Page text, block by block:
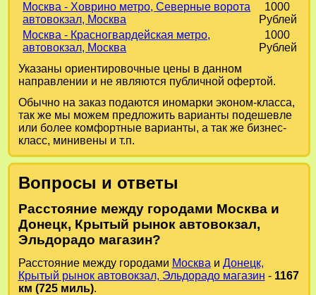
Москва - Ховрино метро, Северные ворота
автовокзал, Москва
1000
Рублей
Москва - Красногвардейская метро,
автовокзал, Москва
1000
Рублей
Указаны ориентировочные цены в данном
направлении и не являются публичной офертой.
Обычно на заказ подаются иномарки эконом-класса,
так же мы можем предложить варианты подешевле
или более комфортные варианты, а так же бизнес-
класс, минивены и т.п.
Вопросы и ответы
Расстояние между городами Москва и
Донецк, Крытый рынок автовокзал,
Эльдорадо магазин?
Расстояние между городами Москва и Донецк,
Крытый рынок автовокзал, Эльдорадо магазин - 1167
км (725 миль).